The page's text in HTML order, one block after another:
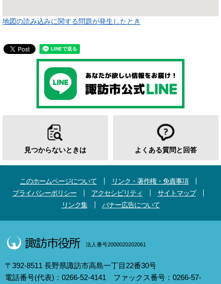
地図の読み込みに関する問題が発生したとき
見つからないときは よくある質問と回答
このホームページについて
リンク・著作権・免責事項
プライバシーポリシー
アクセシビリティ
サイトマップ
リンク集
バナー広告について
法人番号2000020202061
〒392-8511 長野県諏訪市高島一丁目22番30号
電話番号(代表)：0266-52-4141 ファックス番号：0266-57-